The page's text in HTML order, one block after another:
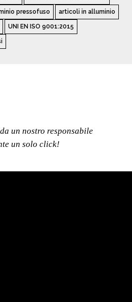
pressofuso articoli in alluminio
UNI EN ISO 9001:2015
un nostro responsabile
un solo click!